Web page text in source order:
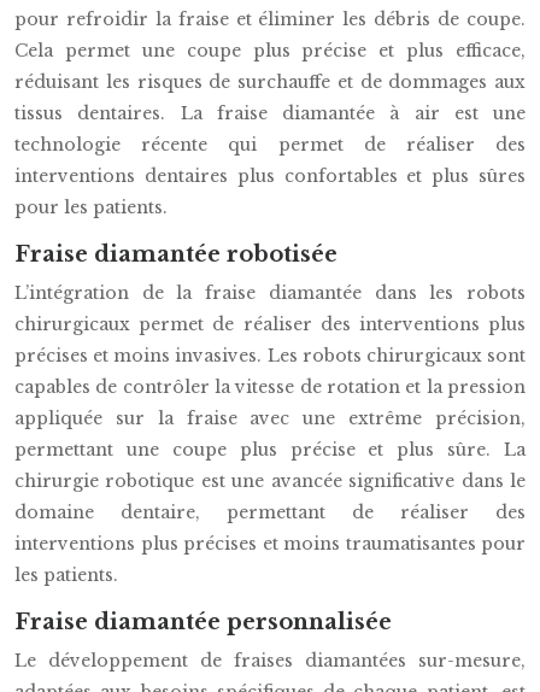
pour refroidir la fraise et éliminer les débris de coupe.
Cela permet une coupe plus précise et plus efficace,
réduisant les risques de surchauffe et de dommages aux
tissus dentaires. La fraise diamantée à air est une
technologie récente qui permet de réaliser des
interventions dentaires plus confortables et plus sûres
pour les patients.
Fraise diamantée robotisée
L’intégration de la fraise diamantée dans les robots
chirurgicaux permet de réaliser des interventions plus
précises et moins invasives. Les robots chirurgicaux sont
capables de contrôler la vitesse de rotation et la pression
appliquée sur la fraise avec une extrême précision,
permettant une coupe plus précise et plus sûre. La
chirurgie robotique est une avancée significative dans le
domaine dentaire, permettant de réaliser des
interventions plus précises et moins traumatisantes pour
les patients.
Fraise diamantée personnalisée
Le développement de fraises diamantées sur-mesure,